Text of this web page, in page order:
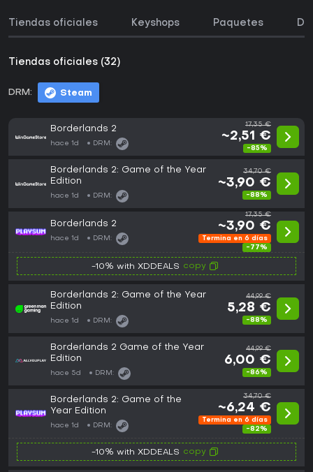
Tiendas oficiales Keyshops Paquetes
Tiendas oficiales (32)
DRM: Steam
Borderlands 2
hace 1d DRM:
17,35 €
~2,51 €
-85%
Borderlands 2: Game of the Year
Edition
hace 1d DRM:
34,70 €
~3,90 €
-88%
Borderlands 2
hace 1d DRM:
17,35 €
~3,90 €
Termina en 6 días
-77%
-10% with XDDEALS copy
Borderlands 2: Game of the Year
Edition
hace 1d DRM:
44,99 €
5,28 €
-88%
Borderlands 2 Game of the Year
Edition
hace 5d DRM:
44,99 €
6,00 €
-86%
Borderlands 2: Game of the
Year Edition
hace 1d DRM:
34,70 €
~6,24 €
Termina en 6 días
-82%
-10% with XDDEALS copy